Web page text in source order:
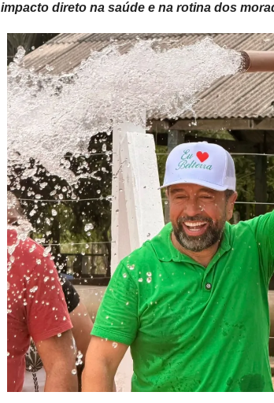
impacto direto na saúde e na rotina dos